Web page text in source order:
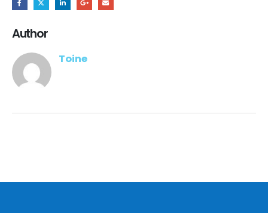
Author
Toine